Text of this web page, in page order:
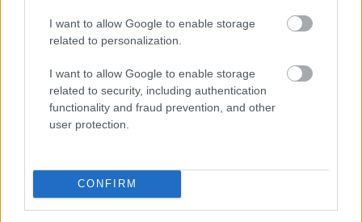
I want to allow Google to enable storage
related to personalization.
I want to allow Google to enable storage
related to security, including authentication
functionality and fraud prevention, and other
user protection.
CONFIRM
αγκινάρα και εξαιρετικό παρθένο ελαιόλαδο
Χρόνος προετοιμασίας : 12 λεπτά
Χρόνος μαγειρέματος : 3 λεπτά
120 γρ. φρέσκο λαβράκι
10 γρ. ORO di MILAS
1 τεμ. λεμόνι, χυμό και ξύσμα